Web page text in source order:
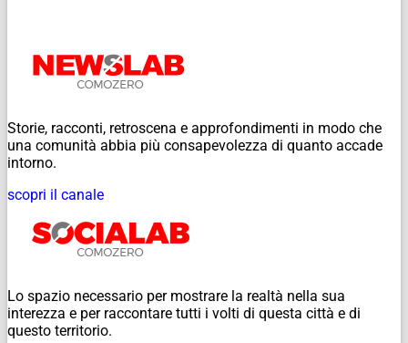
Storie, racconti, retroscena e approfondimenti in modo che
una comunità abbia più consapevolezza di quanto accade
intorno.
scopri il canale
Lo spazio necessario per mostrare la realtà nella sua
interezza e per raccontare tutti i volti di questa città e di
questo territorio.